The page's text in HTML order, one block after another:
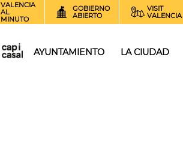
VALENCIA
AL
MINUTO
GOBIERNO
ABIERTO
VISIT
VALENCIA
AYUNTAMIENTO LA CIUDAD